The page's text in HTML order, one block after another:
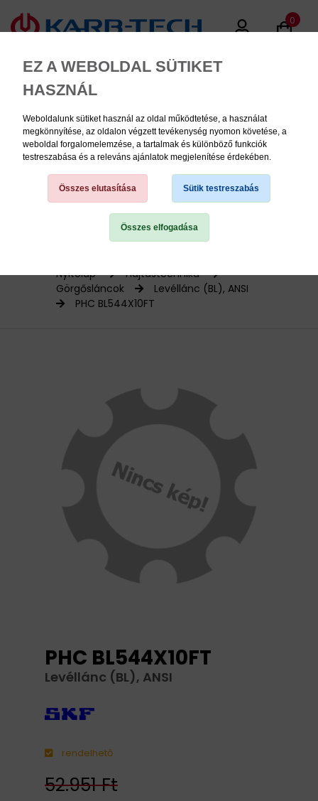
EZ A WEBOLDAL SÜTIKET
HASZNÁL
Weboldalunk sütiket használ az oldal működtetése, a használat
megkönnyítése, az oldalon végzett tevékenység nyomon követése, a
weboldal forgalomelemzése, a tartalmak és különböző funkciók
testreszabása és a releváns ajánlatok megjelenítése érdekében.
Összes elutasítása Sütik testreszabás
Összes elfogadása
0
MENU
KÉZISZERSZÁMOK
Termékinformációk
Nyitólap
Hajtástechnika
Görgősláncok
Levéllánc (BL), ANSI
PHC BL544X10FT
PHC BL544X10FT
Levéllánc (BL), ANSI
rendelhető
52.951 Ft